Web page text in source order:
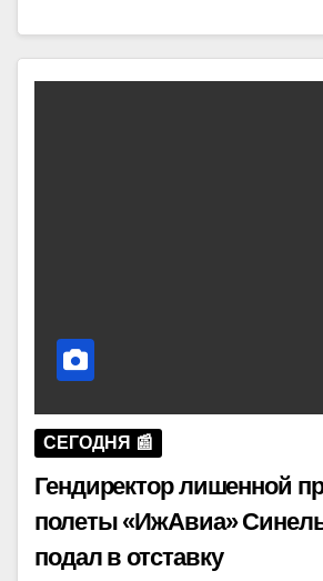
СЕГОДНЯ 📰
Гендиректор лишенной
полеты «ИжАвиа»
подал в отставку